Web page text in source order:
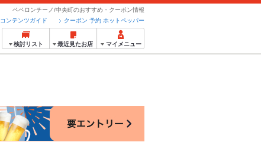
ペペロンチーノ/中央町のおすすめ・クーポン情報
クーポン 予約 ホットペッパー
コンテンツガイド
検討リスト 最近見たお店 マイメニュー